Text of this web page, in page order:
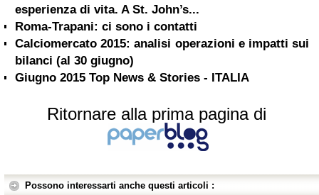
esperienza di vita. A St. John’s...
Roma-Trapani: ci sono i contatti
Calciomercato 2015: analisi operazioni e impatti sui
bilanci (al 30 giugno)
Giugno 2015 Top News & Stories - ITALIA
Ritornare alla prima pagina di
Possono interessarti anche questi articoli :